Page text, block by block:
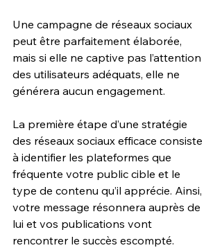
Une campagne de réseaux sociaux
peut être parfaitement élaborée,
mais si elle ne captive pas l’attention
des utilisateurs adéquats, elle ne
générera aucun engagement.
La première étape d’une stratégie
des réseaux sociaux efficace consiste
à identifier les plateformes que
fréquente votre public cible et le
type de contenu qu’il apprécie. Ainsi,
votre message résonnera auprès de
lui et vos publications vont
rencontrer le succès escompté.